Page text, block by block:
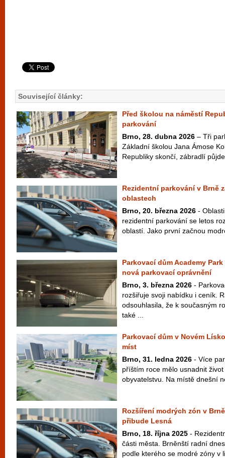
Související články:
Před školou na náměstí
parkování
Brno, 28. dubna 2026 – Tři
Základní školou Jana Ámose
Republiky skončí, zábradlí
Rezidentní parkování v Brně
oblastech
Brno, 20. března 2026 -
rezidentní parkování se letos
oblastí. Jako první začnou
Parkovací dům Academy
nová parkovací oprávnění
Brno, 3. března 2026 -
rozšiřuje svoji nabídku i ceník.
odsouhlasila, že k současným
také ...
Parkovací dům v Novém
míst
Brno, 31. ledna 2026 - Více
příštím roce mělo usnadnit
obyvatelstvu. Na místě dnešní
Rozšíření modrých zón v
přibude Lesná
Brno, 18. října 2025 -
části města. Brněnští radní
podle kterého se modré zóny v